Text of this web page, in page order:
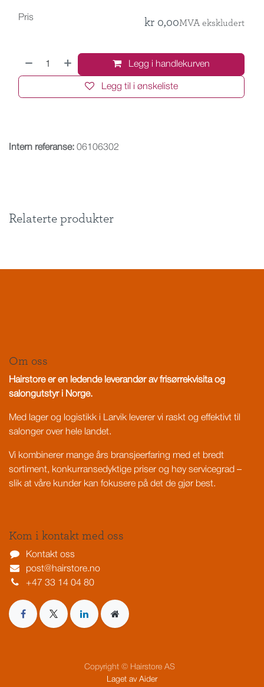
Legg i handlekurven
Legg til i ønskeliste
Pris kr 0,00MVA ekskludert
Intern referanse: 06106302
Relaterte produkter
Om oss
Hairstore er en ledende leverandør av frisørrekvisita og
salongutstyr i Norge.
Med lager og logistikk i Larvik leverer vi raskt og effektivt til
salonger over hele landet.
Vi kombinerer mange års bransjeerfaring med et bredt
sortiment, konkurransedyktige priser og høy servicegrad –
slik at våre kunder kan fokusere på det de gjør best.
Kom i kontakt med oss
Kontakt oss
post@hairstore.no
+47 33 14 04 80
Copyright © Hairstore AS
Laget av Aider